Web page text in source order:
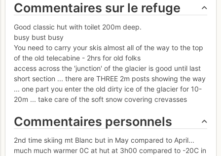
Commentaires sur le refuge
Good classic hut with toilet 200m deep.
busy bust busy
You need to carry your skis almost all of the way to the top
of the old telecabine - 2hrs for old folks
access across the 'junction' of the glacier is good until last
short section ... there are THREE 2m posts showing the way
... one part you enter the old dirty ice of the glacier for 10-
20m ... take care of the soft snow covering crevasses
Commentaires personnels
2nd time skiing mt Blanc but in May compared to April...
much much warmer 0C at hut at 3h00 compared to -20C in